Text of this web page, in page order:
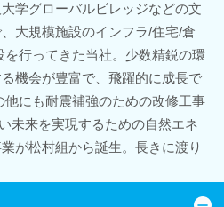
学グローバルビレッジなどの文
大規模施設のインフラ/住宅/倉
行ってきた当社。少数精鋭の環
機会が豊富で、飛躍的に成長で
にも耐震補強のための改修工事
未来を実現するための自然エネ
が松村組から誕生。長きに渡り